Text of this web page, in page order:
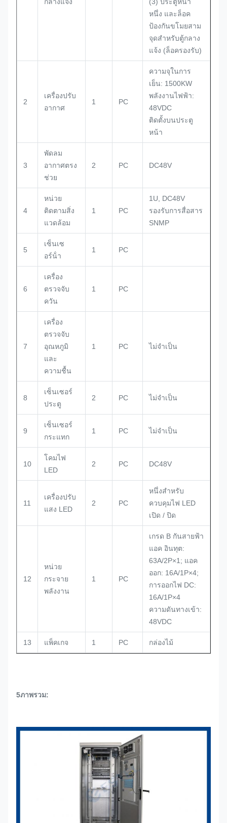
หนึ่ง และล็อค
ป้องกันขโมยสาม
จุดสําหรับตู้กลาง
แจ้ง (ล็อครองรับ)
2
เครื่องปรับ
อากาศ
1 PC
ความจุในการ
เย็น: 1500KW
พลังงานไฟฟ้า:
48VDC
ติดตั้งบนประตู
หน้า
3
พัดลม
อากาศตรง
ช่วย
2 PC DC48V
4
หน่วย
ติดตามสิ่ง
แวดล้อม
1 PC
1U, DC48V
รองรับการสื่อสาร
SNMP
5
เซ็นเซ
อร์น้ํา
1 PC
6
เครื่อง
ตรวจจับ
ควัน
1 PC
7
เครื่อง
ตรวจจับ
อุณหภูมิ
และ
ความชื้น
1 PC ไม่จําเป็น
8
เซ็นเซอร์
ประตู
2 PC ไม่จําเป็น
9
เซ็นเซอร์
กระแทก
1 PC ไม่จําเป็น
10
โคมไฟ
LED
2 PC DC48V
11
เครื่องปรับ
แสง LED
2 PC
หนึ่งสําหรับ
ควบคุมไฟ LED
เปิด / ปิด
12
หน่วย
กระจาย
พลังงาน
1 PC
เกรด B กันสายฟ้า
แอค อินทุต:
63A/2P×1; แอค
ออก: 16A/1P×4;
การออกไฟ DC:
16A/1P×4
ความดันทางเข้า:
48VDC
13 แพ็คเกจ 1 PC กล่องไม้
5ภาพรวม: